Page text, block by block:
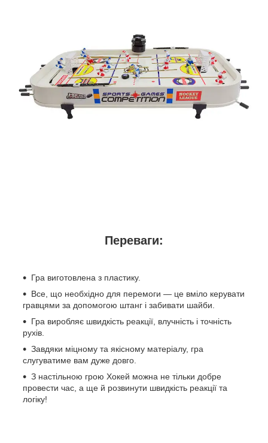
Переваги:
Гра виготовлена з пластику.
Все, що необхідно для перемоги — це вміло керувати
гравцями за допомогою штанг і забивати шайби.
Гра виробляє швидкість реакції, влучність і точність
рухів.
Завдяки міцному та якісному матеріалу, гра
слугуватиме вам дуже довго.
З настільною грою Хокей можна не тільки добре
провести час, а ще й розвинути швидкість реакції та
логіку!